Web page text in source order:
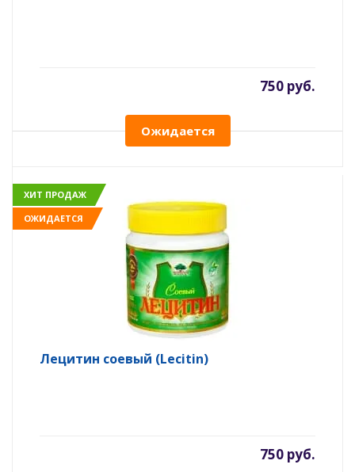
750 руб.
Ожидается
ХИТ ПРОДАЖ
ОЖИДАЕТСЯ
Лецитин соевый (Lecitin)
750 руб.